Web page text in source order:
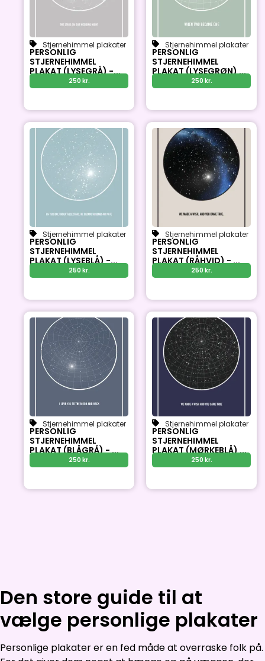
Stjernehimmel plakater
PERSONLIG
STJERNEHIMMEL
PLAKAT (LYSEGRÅ) -...
250 kr.
Stjernehimmel plakater
PERSONLIG
STJERNEHIMMEL
PLAKAT (LYSEGRØN) ...
250 kr.
Stjernehimmel plakater
PERSONLIG
STJERNEHIMMEL
PLAKAT (LYSEBLÅ) -...
250 kr.
Stjernehimmel plakater
PERSONLIG
STJERNEHIMMEL
PLAKAT (RÅHVID) - ...
250 kr.
Stjernehimmel plakater
PERSONLIG
STJERNEHIMMEL
PLAKAT (BLÅGRÅ) - ...
250 kr.
Stjernehimmel plakater
PERSONLIG
STJERNEHIMMEL
PLAKAT (MØRKEBLÅ) ...
250 kr.
Den store guide til at
vælge personlige plakater
Personlige plakater er en fed måde at overraske folk på.